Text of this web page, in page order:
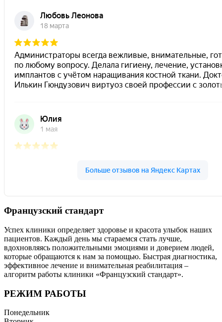
Французский стандарт
Успех клиники определяет здоровье и красота улыбок наших
пациентов. Каждый день мы стараемся стать лучше,
вдохновляясь положительными эмоциями и доверием людей,
которые обращаются к нам за помощью. Быстрая диагностика,
эффективное лечение и внимательная реабилитация –
алгоритм работы клиники «Французский стандарт».
РЕЖИМ РАБОТЫ
Понедельник